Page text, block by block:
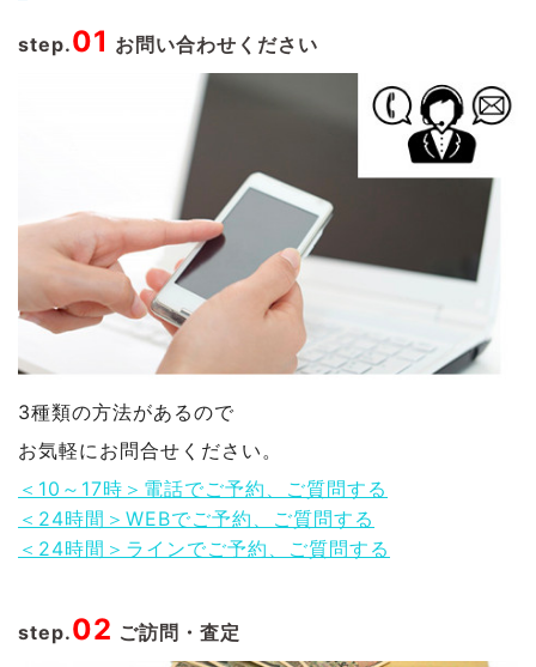
step.01 お問い合わせください
3種類の方法があるので
お気軽にお問合せください。
＜10～17時＞電話でご予約、ご質問する
＜24時間＞WEBでご予約、ご質問する
＜24時間＞ラインでご予約、ご質問する
step.02 ご訪問・査定